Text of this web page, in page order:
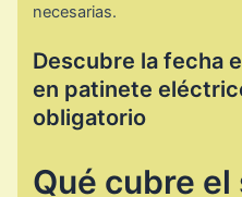
necesarias.
Descubre la fecha
en patinete
obligatorio
Qué cubre